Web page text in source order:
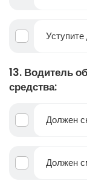
13. Водитель
средства:
Должен
Должен